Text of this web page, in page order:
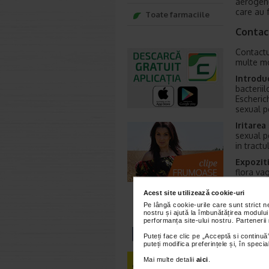
Acest site utilizează cookie-uri
Pe lângă cookie-urile care sunt strict
nostru și ajută la îmbunătățirea
performanța site-ului nostru.
Puteți face clic pe „Acceptă si
puteți modifica preferințele și, în
Mai multe detalii aici
care au
multe
sexual
Iritarea
sexual
in
flora
Toate farmaciile